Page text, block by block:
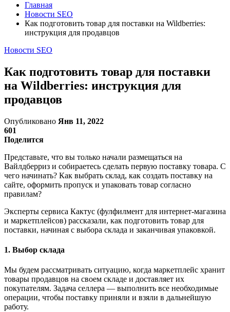
Главная
Новости SEO
Как подготовить товар для поставки на Wildberries:
инструкция для продавцов
Новости SEO
Как подготовить товар для поставки
на Wildberries: инструкция для
продавцов
Опубликовано Янв 11, 2022
601
Поделится
Представьте, что вы только начали размещаться на
Вайлдберриз и собираетесь сделать первую поставку товара. С
чего начинать? Как выбрать склад, как создать поставку на
сайте, оформить пропуск и упаковать товар согласно
правилам?
Эксперты сервиса Кактус (фулфилмент для интернет-магазина
и маркетплейсов) рассказали, как подготовить товар для
поставки, начиная с выбора склада и заканчивая упаковкой.
1. Выбор склада
Мы будем рассматривать ситуацию, когда маркетплейс хранит
товары продавцов на своем складе и доставляет их
покупателям. Задача селлера — выполнить все необходимые
операции, чтобы поставку приняли и взяли в дальнейшую
работу.